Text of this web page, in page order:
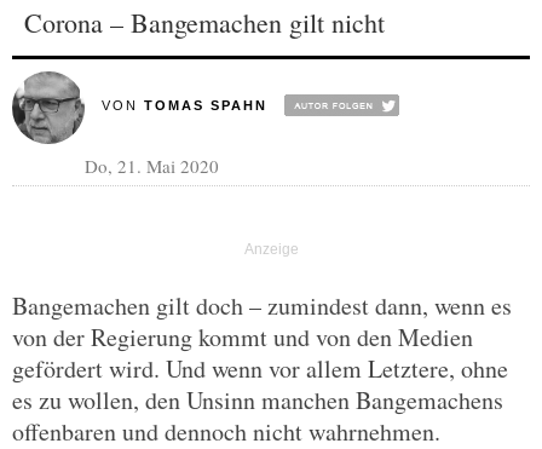
Corona – Bangemachen gilt nicht
VON TOMAS SPAHN
Do, 21. Mai 2020
Bangemachen gilt doch – zumindest dann, wenn es
von der Regierung kommt und von den Medien
gefördert wird. Und wenn vor allem Letztere, ohne
es zu wollen, den Unsinn manchen Bangemachens
offenbaren und dennoch nicht wahrnehmen.